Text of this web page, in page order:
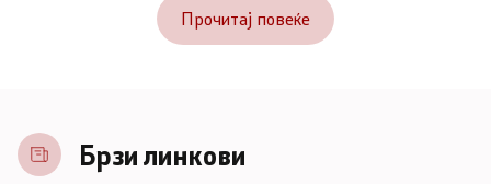
Прочитај повеќе
Брзи линкови